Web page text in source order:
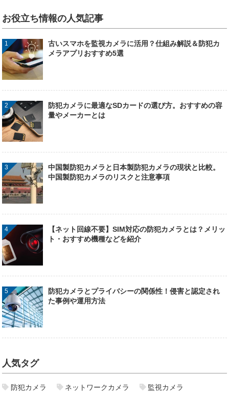
お役立ち情報の人気記事
古いスマホを監視カメラに活用？仕組み解説＆防犯カ
メラアプリおすすめ5選
防犯カメラに最適なSDカードの選び方。おすすめの容
量やメーカーとは
中国製防犯カメラと日本製防犯カメラの現状と比較。
中国製防犯カメラのリスクと注意事項
【ネット回線不要】SIM対応の防犯カメラとは？メリッ
ト・おすすめ機種などを紹介
防犯カメラとプライバシーの関係性！侵害と認定され
た事例や運用方法
人気タグ
防犯カメラ ネットワークカメラ 監視カメラ